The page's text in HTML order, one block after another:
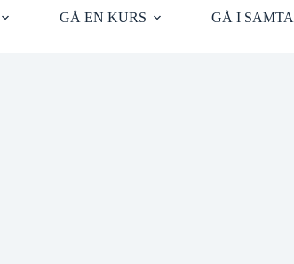
GÅ EN KURS GÅ I